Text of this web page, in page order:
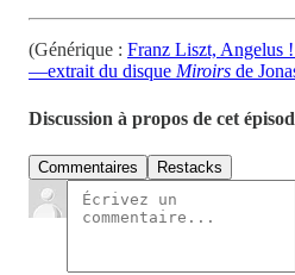
(Générique : Franz Liszt, Angelus
—extrait du disque Miroirs de
Discussion à propos de cet
Commentaires Restacks